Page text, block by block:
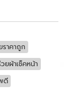
าคาถูก
ยผ้าเช็คหน้า
ดี